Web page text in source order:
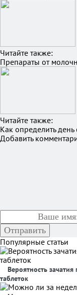
Читайте также:
Препараты от
Читайте также:
Как определить
Добавить
Популярные статьи
Вероятность
таблеток